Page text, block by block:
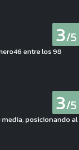
3/5
entre los 98
3/5
media, posicionando al